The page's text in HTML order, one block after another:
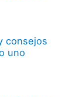
consejos
uno